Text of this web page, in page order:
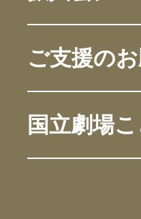
ご支援の
国立劇場